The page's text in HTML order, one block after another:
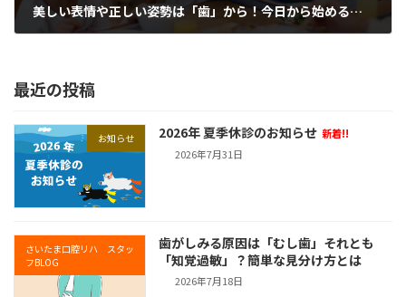
美しい表情や正しい姿勢は「歯」から！今日から始めるお口の健康習慣
最近の投稿
お知らせ 2026年 夏季休診のお知らせ 新着!!
2026年7月31日
さいたま口腔リハ スタッ
フBLOG
歯がしみる原因は「むし歯」それとも
「知覚過敏」？簡単な見分け方とは
2026年7月18日